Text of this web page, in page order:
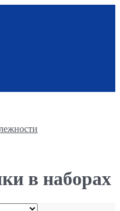
в наборах